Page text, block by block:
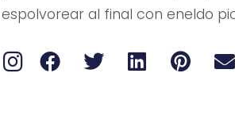
espolvorear al final con eneldo